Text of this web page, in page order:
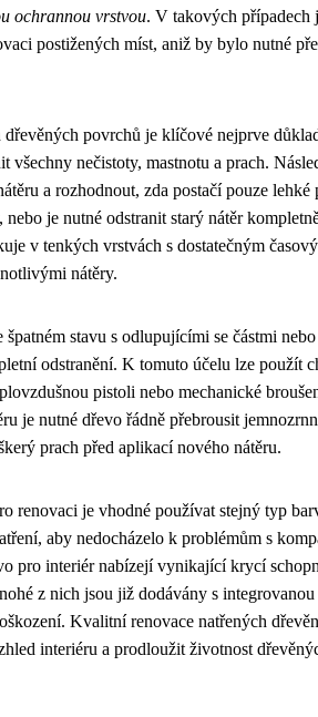
ochrannou vrstvou. V takových případech
postižených míst, aniž by bylo nutné
dřevěných povrchů je klíčové nejprve
všechny nečistoty, mastnotu a prach.
a rozhodnout, zda postačí pouze lehké
nebo je nutné odstranit starý nátěr
v tenkých vrstvách s dostatečným
nátěry.
špatném stavu s odlupujícími se částmi
odstranění. K tomuto účelu lze použít
pistoli nebo mechanické
je nutné dřevo řádně přebrousit
prach před aplikací nového nátěru.
renovaci je vhodné používat stejný typ
aby nedocházelo k problémům s
pro interiér nabízejí vynikající krycí
z nich jsou již dodávány s
Kvalitní renovace natřených
interiéru a prodloužit životnost